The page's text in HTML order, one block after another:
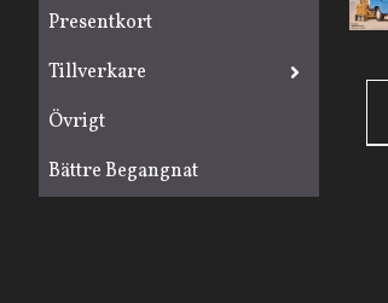
Presentkort
Tillverkare
Övrigt
Bättre Begangnat